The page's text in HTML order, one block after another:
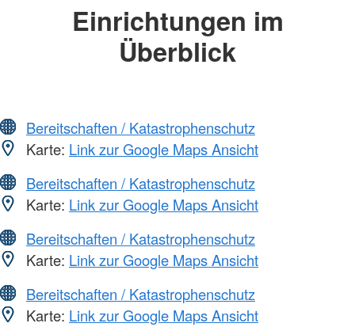
Einrichtungen im
Überblick
Bereitschaften / Katastrophenschutz
Karte: Link zur Google Maps Ansicht
Bereitschaften / Katastrophenschutz
Karte: Link zur Google Maps Ansicht
Bereitschaften / Katastrophenschutz
Karte: Link zur Google Maps Ansicht
Bereitschaften / Katastrophenschutz
Karte: Link zur Google Maps Ansicht